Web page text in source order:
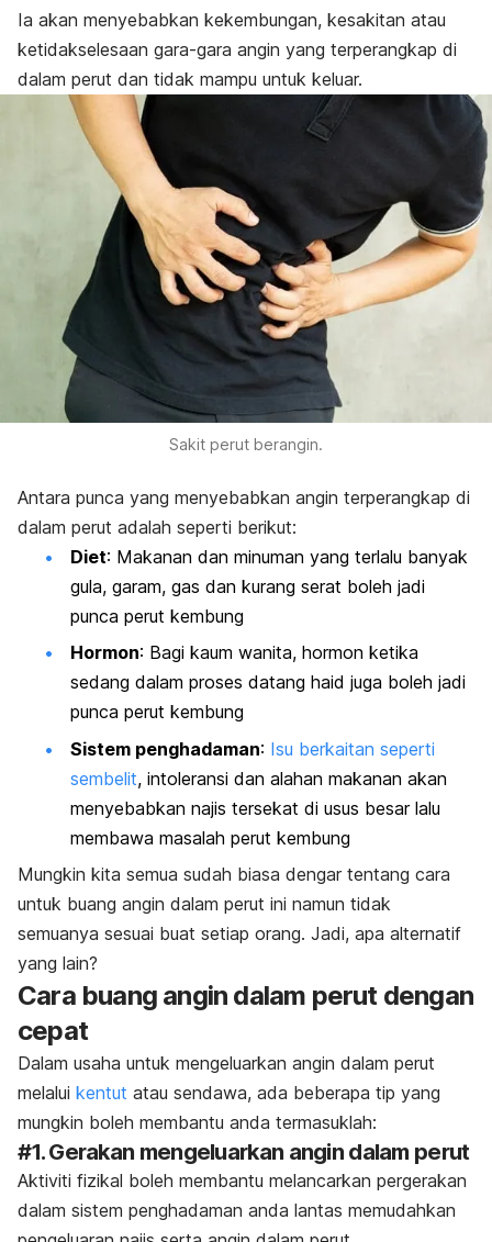
Ia akan menyebabkan kekembungan, kesakitan atau
ketidakselesaan gara-gara angin yang terperangkap di
dalam perut dan tidak mampu untuk keluar.
Sakit perut berangin.
Antara punca yang menyebabkan angin terperangkap di
dalam perut adalah seperti berikut:
Diet: Makanan dan minuman yang terlalu banyak
gula, garam, gas dan kurang serat boleh jadi
punca perut kembung
Hormon: Bagi kaum wanita, hormon ketika
sedang dalam proses datang haid juga boleh jadi
punca perut kembung
Sistem penghadaman: Isu berkaitan seperti
sembelit, intoleransi dan alahan makanan akan
menyebabkan najis tersekat di usus besar lalu
membawa masalah perut kembung
Mungkin kita semua sudah biasa dengar tentang cara
untuk buang angin dalam perut ini namun tidak
semuanya sesuai buat setiap orang. Jadi, apa alternatif
yang lain?
Cara buang angin dalam perut dengan
cepat
Dalam usaha untuk mengeluarkan angin dalam perut
melalui kentut atau sendawa, ada beberapa tip yang
mungkin boleh membantu anda termasuklah:
#1. Gerakan mengeluarkan angin dalam perut
Aktiviti fizikal boleh membantu melancarkan pergerakan
dalam sistem penghadaman anda lantas memudahkan